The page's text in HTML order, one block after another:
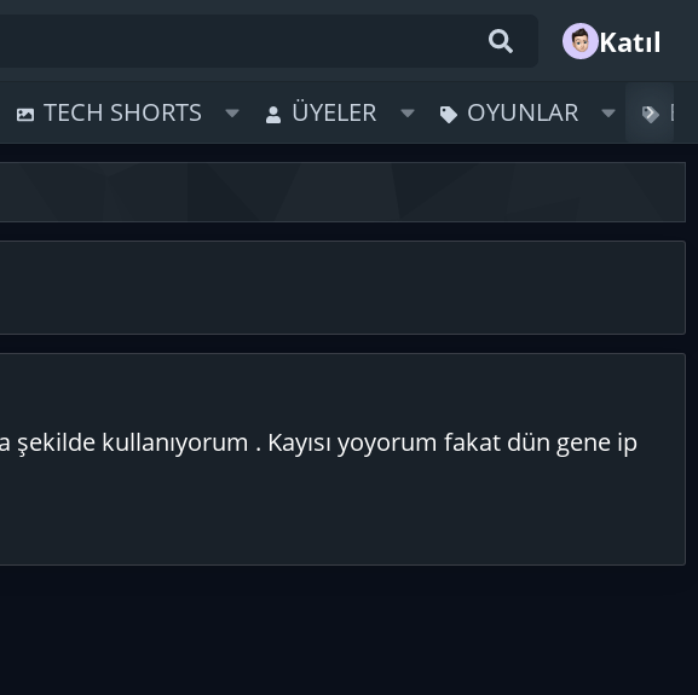
Katıl
TECH SHORTS ÜYELER OYUNLAR
şekilde kullanıyorum . Kayısı yoyorum fakat dün gene ip